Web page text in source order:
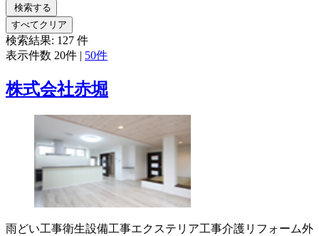
検索する
すべてクリア
検索結果: 127 件
表示件数 20件 | 50件
株式会社赤堀
雨どい工事衛生設備工事エクステリア工事介護リフォーム外